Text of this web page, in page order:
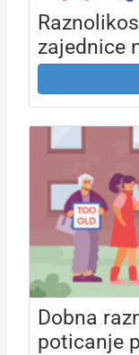
zajednice
Dobna
poticanje